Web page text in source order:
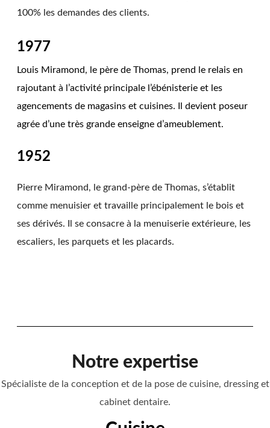
100% les demandes des clients.
1977
Louis Miramond, le père de Thomas, prend le relais en
rajoutant à l’activité principale l’ébénisterie et les
agencements de magasins et cuisines. Il devient poseur
agrée d’une très grande enseigne d’ameublement.
1952
Pierre Miramond, le grand-père de Thomas, s’établit
comme menuisier et travaille principalement le bois et
ses dérivés. Il se consacre à la menuiserie extérieure, les
escaliers, les parquets et les placards.
Notre expertise
Spécialiste de la conception et de la pose de cuisine, dressing et
cabinet dentaire.